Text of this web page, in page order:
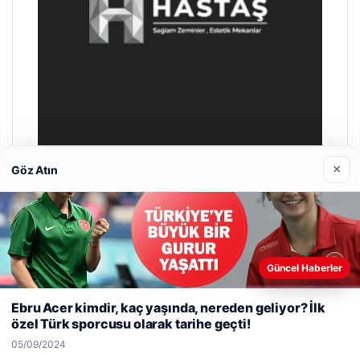
Enes Kaplan Avukatlık Bürosu
28/04/2026
© 2026 Gündem Bülteni – Taze Gündemden Haberler
Web sitemizi nasıl kullandığınızı daha iyi anlayabilmek,
kullanıyoruz.Çerez Politikamız
Göz Atın ×
Güncel Haberler
Ebru Acer kimdir, kaç yaşında, nereden geliyor? İlk
özel Türk sporcusu olarak tarihe geçti!
05/09/2024